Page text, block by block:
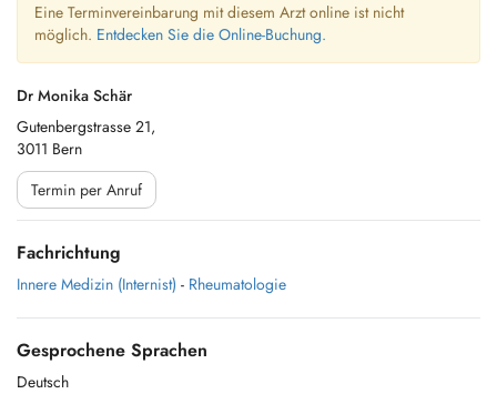
Eine Terminvereinbarung mit diesem Arzt online ist nicht
möglich. Entdecken Sie die Online-Buchung.
Dr Monika Schär
Gutenbergstrasse 21,
3011 Bern
Termin per Anruf
Fachrichtung
Innere Medizin (Internist) - Rheumatologie
Gesprochene Sprachen
Deutsch